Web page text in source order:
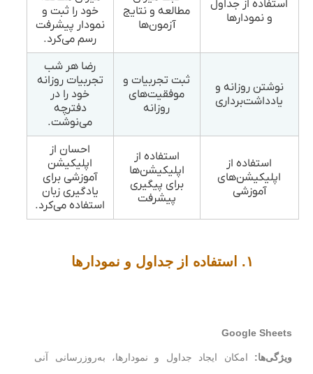
استفاده از جداول
و نمودارها
مطالعه و نتایج
آزمون‌ها
خود را ثبت و
نمودار پیشرفت
رسم می‌کرد.
نوشتن روزانه و
یادداشت‌برداری
ثبت تجربیات و
موفقیت‌های
روزانه
رضا هر شب
تجربیات روزانه
خود را در
دفترچه
می‌نوشت.
استفاده از
اپلیکیشن‌های
آموزشی
استفاده از
اپلیکیشن‌ها
برای پیگیری
پیشرفت
احسان از
اپلیکیشن
آموزشی برای
یادگیری زبان
استفاده می‌کرد.
۱. استفاده از جداول و نمودارها
Google Sheets
ویژگی‌ها: امکان ایجاد جداول و نمودارها، به‌روزرسانی آنی